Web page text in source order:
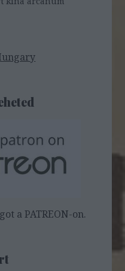
a PATREON-on.